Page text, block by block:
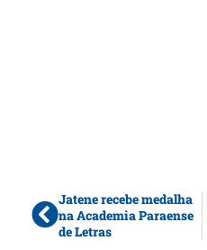
Jatene recebe medalha
na Academia Paraense
de Letras